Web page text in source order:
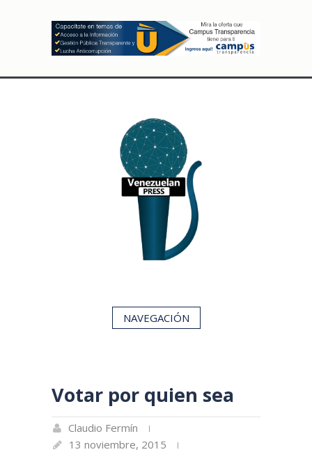
NAVEGACIÓN
Votar por quien sea
Claudio Fermín
13 noviembre, 2015